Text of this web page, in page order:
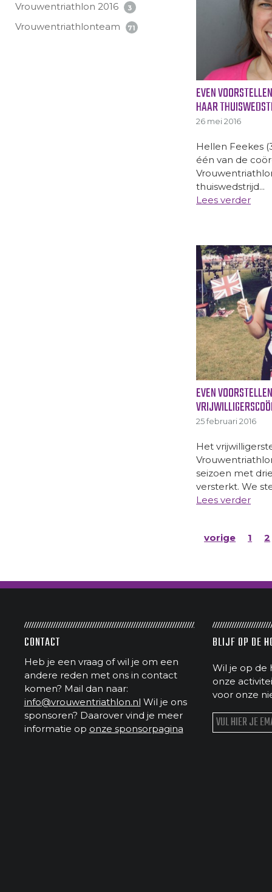
Vrouwentriathlon 2016 3
Vrouwentriathlonteam 71
EVEN
HAAR
26 mei 2016
Hellen Feekes
één van de
thuiswedstrijd...
Lees verder
EVEN
25 februari 2016
Het
seizoen met
versterkt. We
Lees verder
vorige 1 2
CONTACT
Heb je een vraag of wil je om een
andere reden met ons in contact
komen? Mail dan naar:
info@vrouwentriathlon.nl Wil je ons
sponsoren? Daarover vind je meer
informatie op onze sponsorpagina
BLIJF OP DE
Wil je op de
onze
voor onze